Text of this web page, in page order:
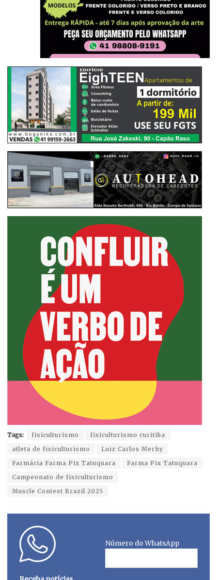
Tags: fisiculturismo
fisiculturismo curitiba
atleta de fisiculturismo
Luiz Carlos Merhy
Farmácia Farma Pix Tatuquara
Farma Pix Tatuquara
Campeonato de fisiculturismo
Muscle Contest Brazil 2025
Número do WhatsApp